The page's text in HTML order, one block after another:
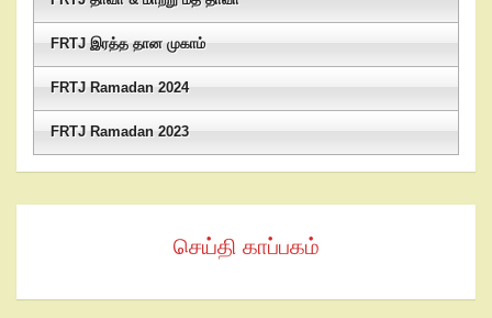
FRTJ இரத்த தான முகாம்
FRTJ Ramadan 2024
FRTJ Ramadan 2023
செய்தி காப்பகம்